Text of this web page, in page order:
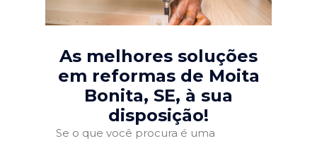
As melhores soluções
em reformas de Moita
Bonita, SE, à sua
disposição!
Se o que você procura é uma